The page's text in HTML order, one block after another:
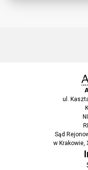
ul.
Sąd
w Krakowie,